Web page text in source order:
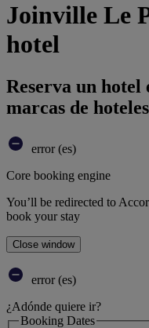
Joinville Le
hotel
Reserva un hotel
marcas de
error (es)
Core booking engine
You’ll be redirected to
book your stay
Close window
error (es)
¿Adónde quiere ir?
Booking Dates